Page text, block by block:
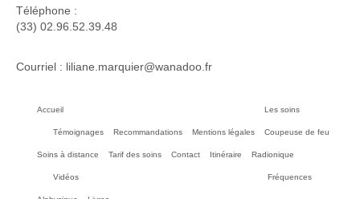
Téléphone :
(33) 02.96.52.39.48
Courriel : liliane.marquier@wanadoo.fr
Accueil
Témoignages Recommandations Mentions légales
Les soins
Coupeuse de feu
Soins à distance
Vidéos
Tarif des soins Contact Itinéraire Radionique
Fréquences